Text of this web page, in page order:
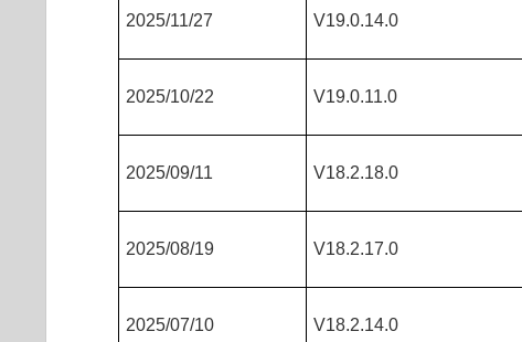
2025/11/27
V19.0.14.0
2025/10/22
V19.0.11.0
2025/09/11 V18.2.18.0
2025/08/19 V18.2.17.0
2025/07/10 V18.2.14.0